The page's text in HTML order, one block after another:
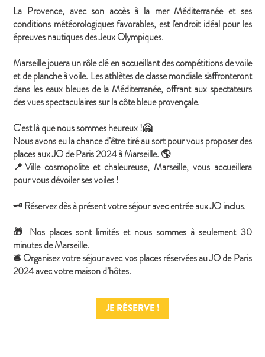
La Provence, avec son accès à la mer Méditerranée et ses
conditions météorologiques favorables, est l'endroit idéal pour les
épreuves nautiques des Jeux Olympiques.
Marseille jouera un rôle clé en accueillant des compétitions de voile
et de planche à voile. Les athlètes de classe mondiale s'affronteront
dans les eaux bleues de la Méditerranée, offrant aux spectateurs
des vues spectaculaires sur la côte bleue provençale.
C’est là que nous sommes heureux !🤗
Nous avons eu la chance d’être tiré au sort pour vous proposer des
places aux JO de Paris 2024 à Marseille. 🌎
📍Ville cosmopolite et chaleureuse, Marseille, vous accueillera
pour vous dévoiler ses voiles !
🗝Réservez dès à présent votre séjour avec entrée aux JO inclus.
🎁 Nos places sont limités et nous sommes à seulement 30
minutes de Marseille.
🛎 Organisez votre séjour avec vos places réservées au JO de Paris
2024 avec votre maison d’hôtes.
JE RÉSERVE !